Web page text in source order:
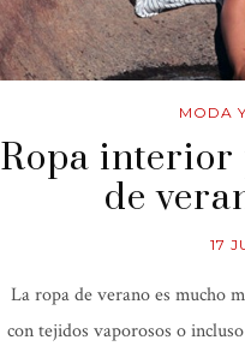
MODA
Ropa interior
de
17
La ropa de verano es mucho
con tejidos vaporosos o